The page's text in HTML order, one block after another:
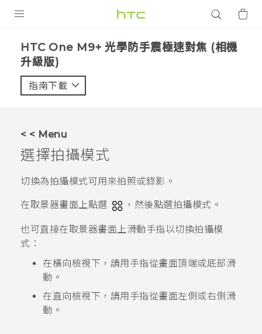
VIVE
智能手機
配件
VIVERSE
應用程式
支援服務
登入
HTC One M9+ 光學防手震極速對焦 (相機
升級版)‎
指南下載
< < Menu
選擇拍攝模式
切換為拍攝模式可用來拍照或錄影。
在取景器畫面上點選 ，然後點選拍攝模式。
也可直接在取景器畫面上滑動手指以切換拍攝模
式：
在橫向檢視下，請用手指從畫面頂端或底部滑
動。
在直向檢視下，請用手指從畫面左側或右側滑
動。